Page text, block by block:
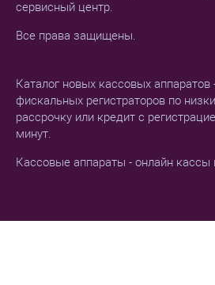
сервисный центр.
Все права защищены.
Каталог новых кассовых аппаратов
фискальных регистраторов по
рассрочку или кредит с
минут.
Кассовые аппараты - онлайн кассы